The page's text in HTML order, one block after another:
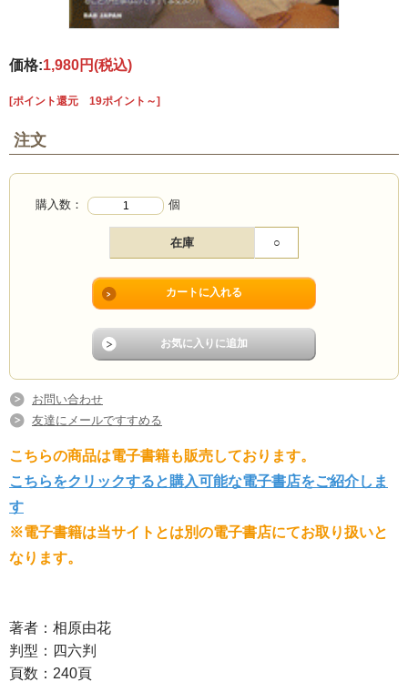
価格:1,980円(税込)
[ポイント還元 19ポイント～]
注文
購入数： 個
在庫 ○
お問い合わせ
友達にメールですすめる
こちらの商品は電子書籍も販売しております。
こちらをクリックすると購入可能な電子書店をご紹介しま
す
※電子書籍は当サイトとは別の電子書店にてお取り扱いと
なります。
著者：相原由花
判型：四六判
頁数：240頁